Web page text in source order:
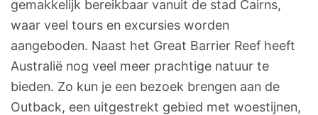
gemakkelijk bereikbaar vanuit de stad Cairns,
waar veel tours en excursies worden
aangeboden. Naast het Great Barrier Reef heeft
Australië nog veel meer prachtige natuur te
bieden. Zo kun je een bezoek brengen aan de
Outback, een uitgestrekt gebied met woestijnen,